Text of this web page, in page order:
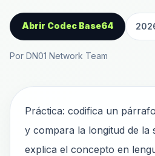
Abrir Codec Base64
Por DN01 Network Team
Práctica: codifica un
y compara la longitud de la
explica el concepto en